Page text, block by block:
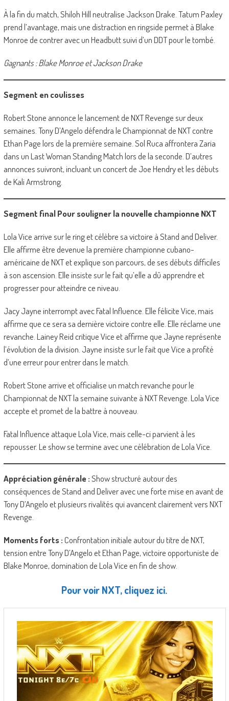
À la fin du match, Shiloh Hill neutralise Jackson Drake. Tatum Paxley
prend l’avantage, mais une distraction en ringside permet à Blake
Monroe de contrer avec un Headbutt suivi d’un DDT pour le tombé.
Gagnants : Blake Monroe et Jackson Drake
Segment en coulisses
Robert Stone annonce le lancement de NXT Revenge sur deux
semaines. Tony D’Angelo défendra le Championnat de NXT contre
Ethan Page lors de la première semaine. Sol Ruca affrontera Zaria
dans un Last Woman Standing Match lors de la seconde. D’autres
annonces suivront, incluant un concert de Joe Hendry et les débuts
de Kali Armstrong.
Segment final Pour souligner la nouvelle championne NXT
Lola Vice arrive sur le ring et célèbre sa victoire à Stand and Deliver.
Elle affirme être devenue la première championne cubano-
américaine de NXT et explique son parcours, de ses débuts difficiles
à son ascension. Elle insiste sur le fait qu’elle a dû apprendre et
progresser pour atteindre ce niveau.
Jacy Jayne interrompt avec Fatal Influence. Elle félicite Vice, mais
affirme que ce sera sa dernière victoire contre elle. Elle réclame une
revanche. Lainey Reid critique Vice et affirme que Jayne représente
l’évolution de la division. Jayne insiste sur le fait que Vice a profité
d’une erreur pour entrer dans le match.
Robert Stone arrive et officialise un match revanche pour le
Championnat de NXT la semaine suivante à NXT Revenge. Lola Vice
accepte et promet de la battre à nouveau.
Fatal Influence attaque Lola Vice, mais celle-ci parvient à les
repousser. Le show se termine avec une célébration de Lola Vice.
Appréciation générale :Show structuré autour des
conséquences de Stand and Deliver avec une forte mise en avant de
Tony D’Angelo et plusieurs rivalités qui avancent clairement vers NXT
Revenge.
Moments forts :Confrontation initiale autour du titre de NXT,
tension entre Tony D’Angelo et Ethan Page, victoire opportuniste de
Blake Monroe, domination de Lola Vice en fin de show.
Pour voir NXT, cliquez ici.